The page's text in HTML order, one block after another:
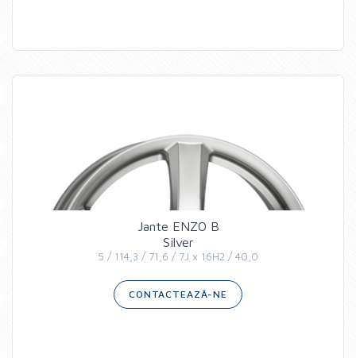
Jante ENZO B
Silver
5 / 114,3 / 71,6 / 7J x 16H2 / 40,0
CONTACTEAZĂ-NE